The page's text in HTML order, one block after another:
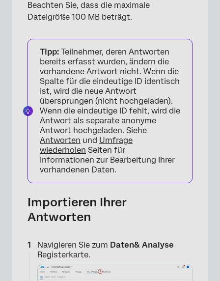
Beachten Sie, dass die maximale
Dateigröße 100 MB beträgt.
Tipp: Teilnehmer, deren Antworten
bereits erfasst wurden, ändern die
vorhandene Antwort nicht. Wenn die
Spalte für die eindeutige ID identisch
ist, wird die neue Antwort
übersprungen (nicht hochgeladen).
Wenn die eindeutige ID fehlt, wird die
Antwort als separate anonyme
Antwort hochgeladen. Siehe
Antworten und Umfrage
wiederholen Seiten für
Informationen zur Bearbeitung Ihrer
vorhandenen Daten.
Importieren Ihrer
Antworten
Navigieren Sie zum Daten& Analyse
Registerkarte.